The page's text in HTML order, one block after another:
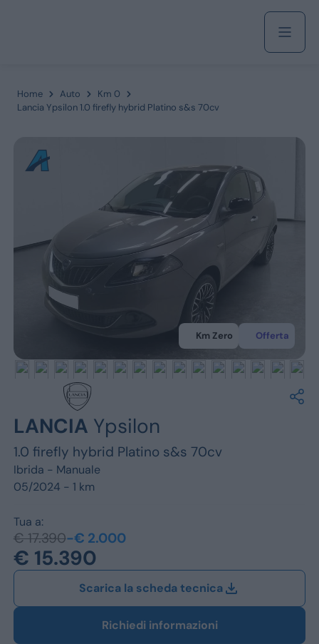
Servizi
Marchi
Fiat
Jeep
Alfa Romeo
Ford
Home Auto
Km 0
Lancia Ypsilon 1.0 firefly hybrid Platino s&s 70cv
Km Zero Offerta
LANCIA Ypsilon
1.0 firefly hybrid Platino s&s 70cv
Ibrida - Manuale
05/2024 - 1 km
Tua a:
€ 17.390-€ 2.000
€ 15.390
Scarica la scheda tecnica
Richiedi informazioni